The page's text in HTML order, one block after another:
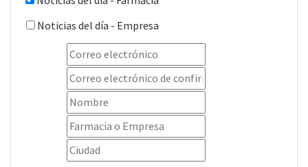
Noticias del día - Empresa